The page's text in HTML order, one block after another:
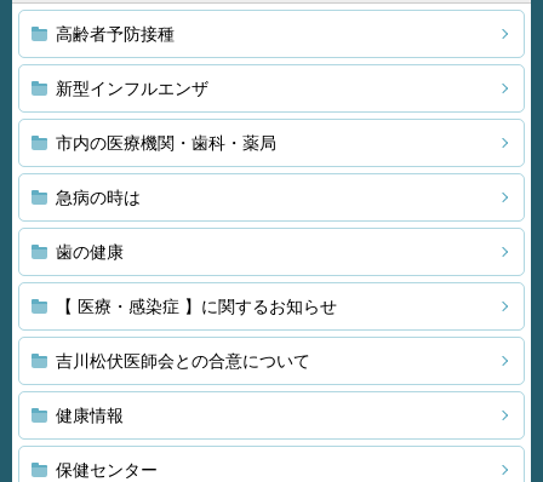
高齢者予防接種
新型インフルエンザ
市内の医療機関・歯科・薬局
急病の時は
歯の健康
【 医療・感染症 】に関するお知らせ
吉川松伏医師会との合意について
健康情報
保健センター